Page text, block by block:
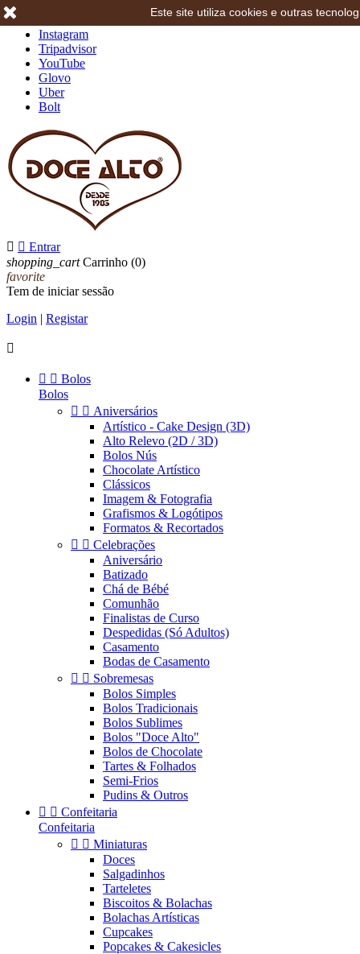
Instagram
Tripadvisor
YouTube
Glovo
Uber
Bolt
  Entrar
shopping_cart Carrinho (0)
favorite
Tem de iniciar sessão
Login | Registar

  Bolos
Bolos
  Aniversários
Artístico - Cake Design (3D)
Alto Relevo (2D / 3D)
Bolos Nús
Chocolate Artístico
Clássicos
Imagem & Fotografia
Grafismos & Logótipos
Formatos & Recortados
  Celebrações
Aniversário
Batizado
Chá de Bébé
Comunhão
Finalistas de Curso
Despedidas (Só Adultos)
Casamento
Bodas de Casamento
  Sobremesas
Bolos Simples
Bolos Tradicionais
Bolos Sublimes
Bolos "Doce Alto"
Bolos de Chocolate
Tartes & Folhados
Semi-Frios
Pudins & Outros
  Confeitaria
Confeitaria
  Miniaturas
Doces
Salgadinhos
Tarteletes
Biscoitos & Bolachas
Bolachas Artísticas
Cupcakes
Popcakes & Cakesicles
Este site utiliza cookies e outras